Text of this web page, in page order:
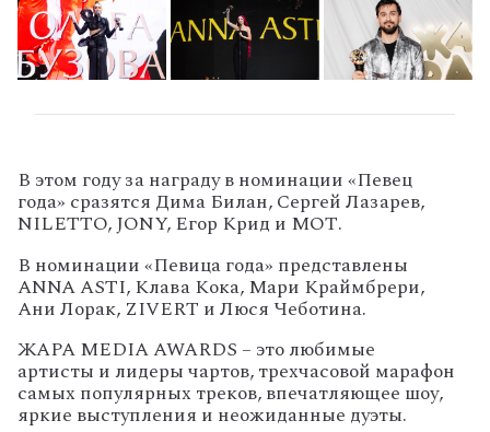
В этом году за награду в номинации «Певец
года» сразятся Дима Билан, Сергей Лазарев,
NILETTO, JONY, Егор Крид и МОТ.
В номинации «Певица года» представлены
ANNA ASTI, Клава Кока, Мари Краймбрери,
Ани Лорак, ZIVERT и Люся Чеботина.
ЖАРА MEDIA AWARDS – это любимые
артисты и лидеры чартов, трехчасовой марафон
самых популярных треков, впечатляющее шоу,
яркие выступления и неожиданные дуэты.